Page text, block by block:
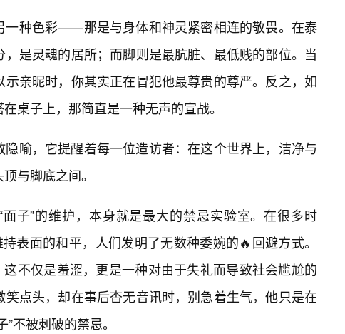
一种色彩——那是与身体和神灵紧密相连的敬畏。在泰
是灵魂的居所；而脚则是最肮脏、最低贱的部位。当
亲昵时，你其实正在冒犯他最尊贵的尊严。反之，如
桌子上，那简直是一种无声的宣战。
喻，它提醒着每一位造访者：在这个世界上，洁净与
与脚底之间。
子”的维护，本身就是最大的禁忌实验室。在很多时
表面的和平，人们发明了无数种委婉的🔥回避方式。
这不仅是羞涩，更是一种对由于失礼而导致社会尴尬的
点头，却在事后杳无音讯时，别急着生气，他只是在
不被刺破的禁忌。